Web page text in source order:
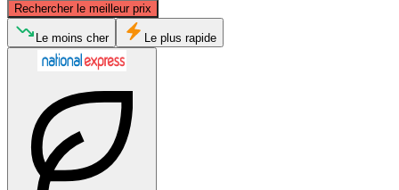
Rechercher le meilleur prix
Borough of Windsor and Maidenhead
Le moins cher Le plus rapide